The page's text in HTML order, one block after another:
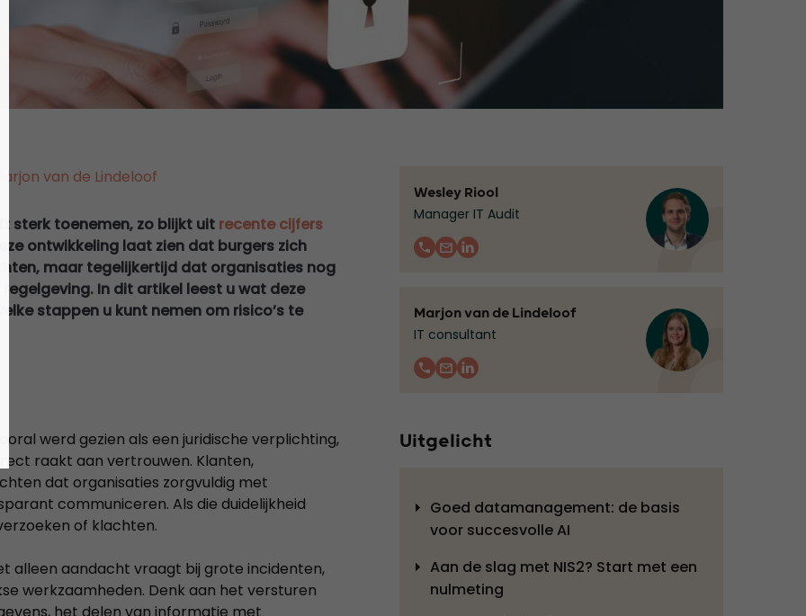
van de Lindeloof
sterk toenemen, zo blijkt uit recente cijfers
ontwikkeling laat zien dat burgers zich
maar tegelijkertijd dat organisaties nog
In dit artikel leest u wat deze
stappen u kunt nemen om risico’s te
werd gezien als een juridische verplichting,
raakt aan vertrouwen. Klanten,
dat organisaties zorgvuldig met
communiceren. Als die duidelijkheid
of klachten.
alleen aandacht vraagt bij grote incidenten,
werkzaamheden. Denk aan het versturen
Wesley Riool
Manager IT Audit
Marjon van de Lindeloof
IT consultant
Uitgelicht
Goed datamanagement: de basis
voor succesvolle AI
Aan de slag met NIS2? Start met een
nulmeting